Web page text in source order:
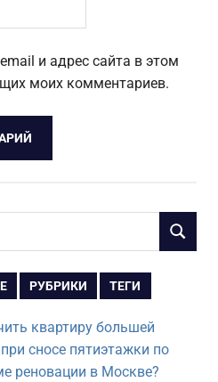
и адрес сайта в этом
моих комментариев.
ПОИСК
РУБРИКИ ТЕГИ
квартиру большей
сносе пятиэтажки по
реновации в Москве?